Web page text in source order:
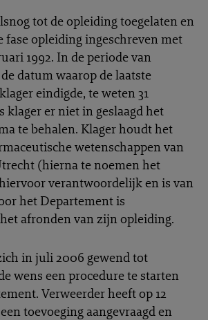
tot de opleiding toegelaten en
fase opleiding ingeschreven met
1992. In de periode van
datum waarop de laatste
eindigde, te weten 31
klager er niet in geslaagd het
te behalen. Klager houdt het
wetenschappen van
(hierna te noemen het
verantwoordelijk en is van
het Departement is
afronden van zijn opleiding.
in juli 2006 gewend tot
wens een procedure te starten
Verweerder heeft op 12
toevoeging aangevraagd en